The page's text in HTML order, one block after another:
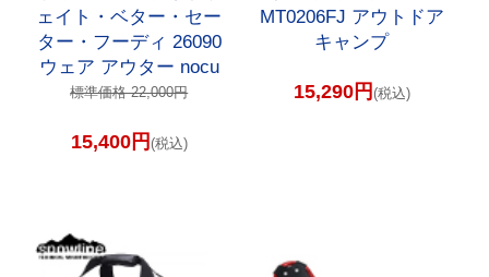
ェイト・ベター・セー
ター・フーディ 26090
ウェア アウター nocu
標準価格 22,000円
15,400円 (税込)
MT0206FJ アウトドア
キャンプ
15,290円 (税込)